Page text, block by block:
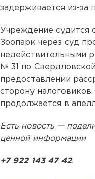
задерживается из-за
Учреждение судится
Зоопарк через суд
недействительными
№ 31 по
предоставлении
сторону
продолжается в
Есть новость —
ценной информации
+7 922 143 47 42.